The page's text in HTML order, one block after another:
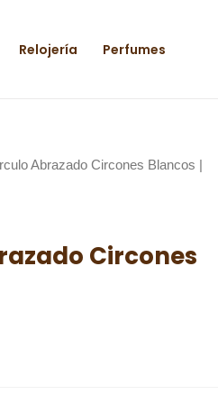
Relojería Perfumes
Abrazado Circones Blancos |
Circones